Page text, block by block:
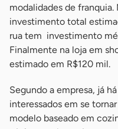
modalidades de
investimento total
rua tem investimento
Finalmente na loja em
estimado em R$120 mil.
Segundo a empresa, já
interessados em se
modelo baseado em